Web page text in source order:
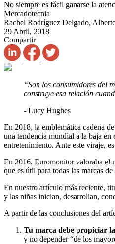
No siempre es fácil ganarse la
Mercadotecnia
Rachel Rodríguez Delgado,
29 Abril, 2018
Compartir
“Son los consumidores del
construye esa relación
- Lucy Hughes
En 2018, la emblemática cadena
una tendencia mundial a la baja en
entretenimiento. Ante este viraje,
En 2016, Euromonitor valoraba el
que es útil para todas las marcas
En nuestro artículo más reciente,
y las niñas inician, desarrollan,
A partir de las conclusiones del
Tu marca debe propiciar
y no depender “de los